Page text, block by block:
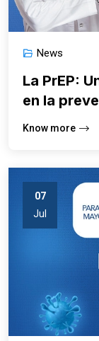
News
La PrEP:
en la
Know more
07
Jul